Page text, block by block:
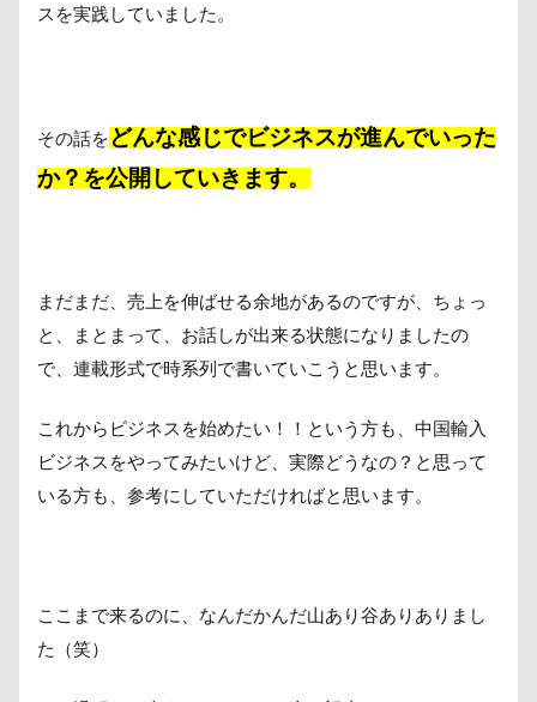
スを実践していました。
その話をどんな感じでビジネスが進んでいった
か？を公開していきます。
まだまだ、売上を伸ばせる余地があるのですが、ちょっ
と、まとまって、お話しが出来る状態になりましたの
で、連載形式で時系列で書いていこうと思います。
これからビジネスを始めたい！！という方も、中国輸入
ビジネスをやってみたいけど、実際どうなの？と思って
いる方も、参考にしていただければと思います。
ここまで来るのに、なんだかんだ山あり谷ありありまし
た（笑）